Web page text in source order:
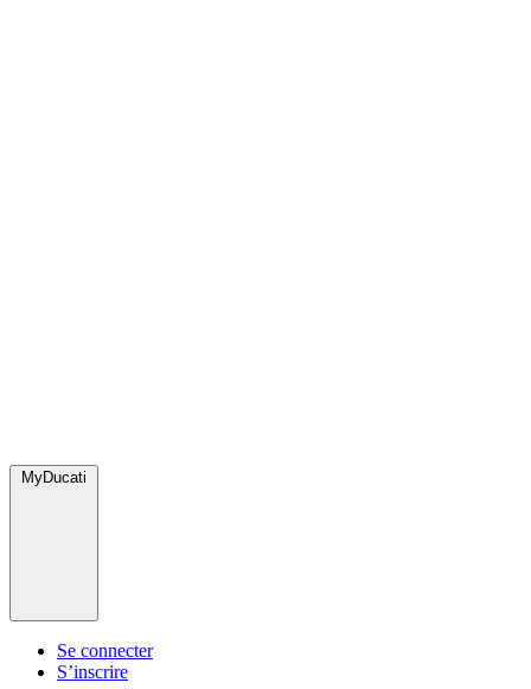
MyDucati
Se connecter
S’inscrire